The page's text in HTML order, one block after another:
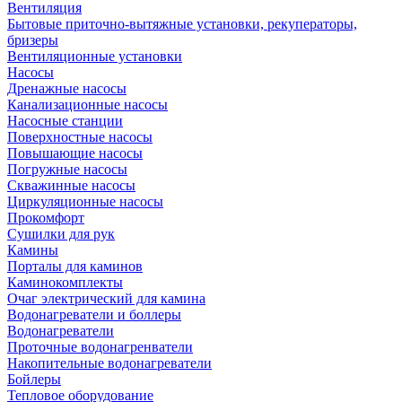
Вентиляция
Бытовые приточно-вытяжные установки, рекуператоры,
бризеры
Вентиляционные установки
Насосы
Дренажные насосы
Канализационные насосы
Насосные станции
Поверхностные насосы
Повышающие насосы
Погружные насосы
Скважинные насосы
Циркуляционные насосы
Прокомфорт
Сушилки для рук
Камины
Порталы для каминов
Каминокомплекты
Очаг электрический для камина
Водонагреватели и боллеры
Водонагреватели
Проточные водонагренватели
Накопительные водонагреватели
Бойлеры
Тепловое оборудование